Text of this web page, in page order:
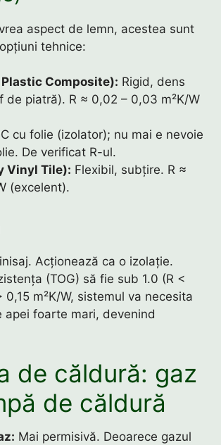
aspect de lemn, acestea sunt
tehnice:
Plastic Composite): Rigid, dens
de piatră). R ≈ 0,02 – 0,03 m²K/W
cu folie (izolator); nu mai e nevoie
De verificat R-ul.
Vinyl Tile): Flexibil, subțire. R ≈
(excelent).
Acționează ca o izolație.
(TOG) să fie sub 1.0 (R <
0,15 m²K/W, sistemul va necesita
apei foarte mari, devenind
de căldură: gaz
de căldură
Mai permisivă. Deoarece gazul